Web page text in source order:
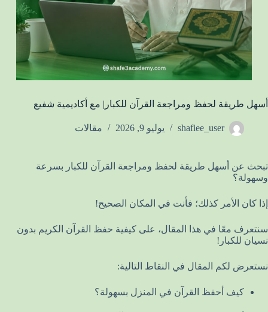
أسهل طريقة لحفظ ومراجعة القرآن للكبار| مع أكاديمية شفيع
shafiee_user يوليو 9, 2026 مقالات
تبحث عن أسهل طريقة لحفظ ومراجعة القرآن للكبار بسرعة
وسهولة؟
إذا كان الأمر كذلك؛ فأنت في المكان الصحيح!
سنتعرف معًا في هذا المقال، على كيفية حفظ القرآن الكريم بدون
نسيان للكبار!
نستعرض لكم المقال في النقاط التالية:
كيف أحفظ القرآن في المنزل بسهولة؟